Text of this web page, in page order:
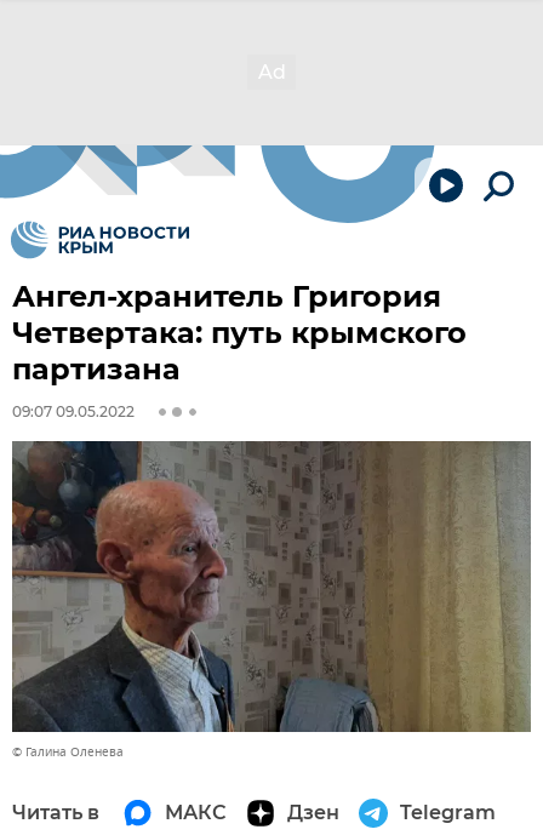
Ангел-хранитель Григория
Четвертака: путь крымского
партизана
09:07 09.05.2022
© Галина Оленева
Читать в МАКС Дзен Telegram